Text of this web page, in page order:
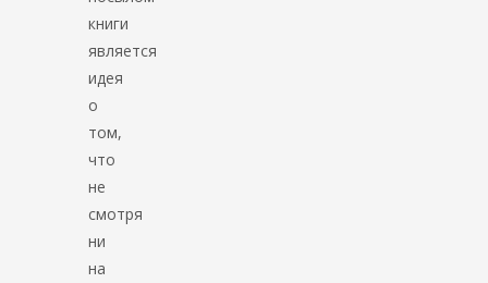
книги
является
идея
о
том,
что
не
смотря
ни
на